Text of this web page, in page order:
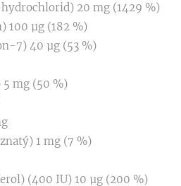
20 mg (1429 %)
100 µg (182 %)
7) 40 µg (53 %)
mg (50 %)
1 mg (7 %)
(400 IU) 10 µg (200 %)